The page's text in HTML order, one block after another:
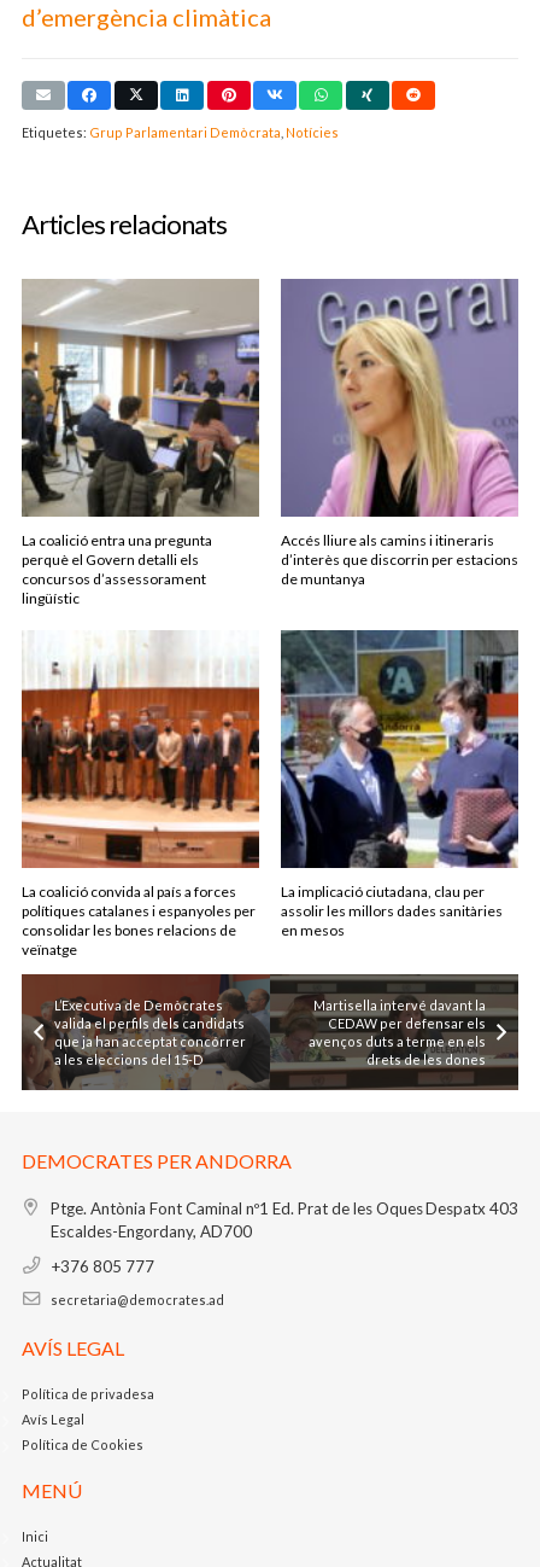
d’emergència climàtica
Etiquetes: Grup Parlamentari Demòcrata Notícies
Articles relacionats
La coalició entra una pregunta
perquè el Govern detalli els
concursos d’assessorament
lingüístic
Accés lliure als camins i itineraris
d’interès que discorrin per estacions
de muntanya
La coalició convida al país a forces
polítiques catalanes i espanyoles per
consolidar les bones relacions de
veïnatge
La implicació ciutadana, clau per
assolir les millors dades sanitàries
en mesos
L’Executiva de Demòcrates
valida el perfils dels candidats
que ja han acceptat concórrer
a les eleccions del 15-D
Martisella intervé davant la
CEDAW per defensar els
avenços duts a terme en els
drets de les dones
DEMOCRATES PER ANDORRA
Ptge. Antònia Font Caminal nº1 Ed. Prat de les OquesDespatx 403
Escaldes-Engordany, AD700
+376 805 777
secretaria@democrates.ad
AVÍS LEGAL
Política de privadesa
Avís Legal
Política de Cookies
MENÚ
Inici
Actualitat